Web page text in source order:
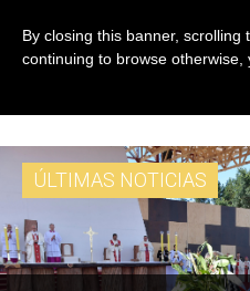
Por El
Pueblos’
ÚLTIMAS NOTICIAS
By closing this banner, scrolling
continuing to browse otherwise,